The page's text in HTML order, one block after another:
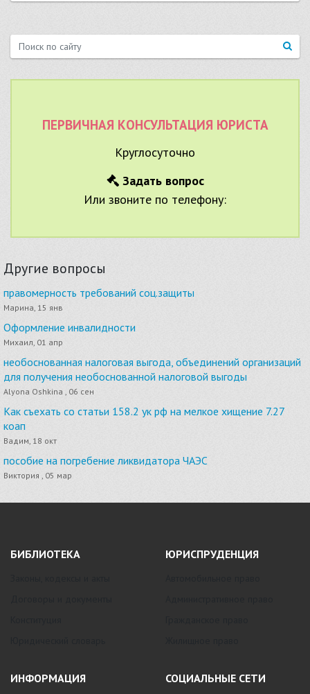
ПЕРВИЧНАЯ КОНСУЛЬТАЦИЯ ЮРИСТА
Круглосуточно
Задать вопрос
Или звоните по телефону:
Другие вопросы
правомерность требований соц.защиты
Марина, 15 янв
Оформление инвалидности
Михаил, 01 апр
необоснованная налоговая выгода, объединений организаций
для получения необоснованной налоговой выгоды
Alyona Oshkina , 06 сен
Как съехать со статьи 158.2 ук рф на мелкое хищение 7.27
коап
Вадим, 18 окт
пособие на погребение ликвидатора ЧАЭС
Виктория , 05 мар
БИБЛИОТЕКА ЮРИСПРУДЕНЦИЯ
ИНФОРМАЦИЯ СОЦИАЛЬНЫЕ СЕТИ